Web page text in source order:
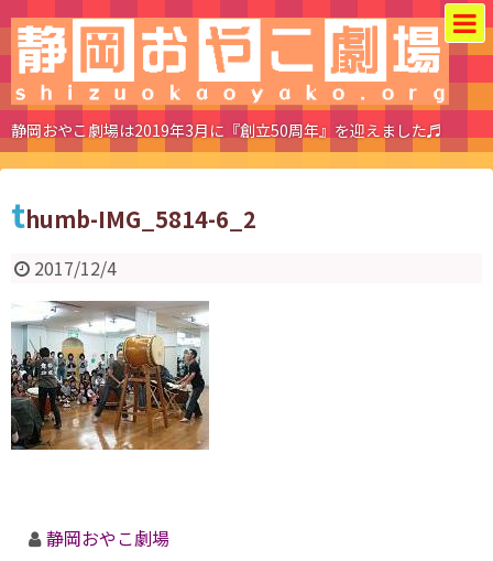
静岡おやこ劇場は2019年3月に『創立50周年』を迎えました♬
thumb-IMG_5814-6_2
2017/12/4
静岡おやこ劇場